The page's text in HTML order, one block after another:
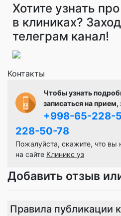
Хотите узнать
в клиниках?
телеграм канал!
Контакты
Чтобы узнать
записаться на
+998-65-228-
228-50-78
Пожалуйста, скажите, что вы
на сайте Клиникс уз
Добавить отзыв
Правила публикации